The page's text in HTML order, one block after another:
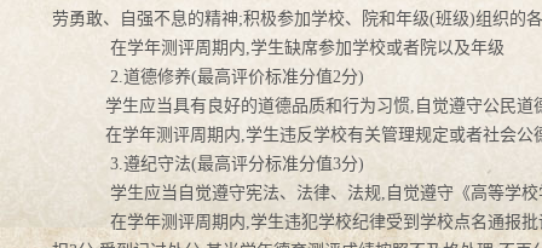
劳勇敢、自强不息的精神;积极参加学校、院和年级(班级)组织的
在学年测评周期内,学生缺席参加学校或者院以及年级 (
2.道德修养(最高评价标准分值2分)
学生应当具有良好的道德品质和行为习惯, 自觉遵守公民道
在学年测评周期内,学生违反学校有关管理规定或者社会
3.遵纪守法(最高评分标准分值3分)
学生应当自觉遵守宪法、法律、法规, 自觉遵守《高等学
在学年测评周期内,学生违犯学校纪律受到学校点名通报